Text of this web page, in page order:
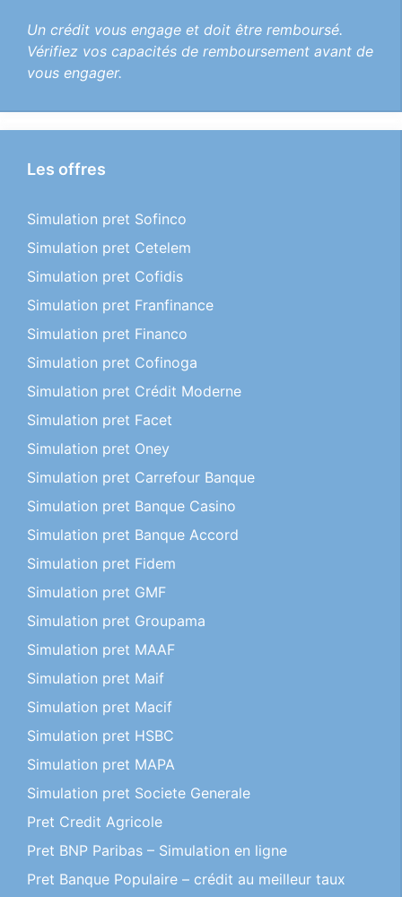
Un crédit vous engage et doit être remboursé.
Vérifiez vos capacités de remboursement avant de
vous engager.
Les offres
Simulation pret Sofinco
Simulation pret Cetelem
Simulation pret Cofidis
Simulation pret Franfinance
Simulation pret Financo
Simulation pret Cofinoga
Simulation pret Crédit Moderne
Simulation pret Facet
Simulation pret Oney
Simulation pret Carrefour Banque
Simulation pret Banque Casino
Simulation pret Banque Accord
Simulation pret Fidem
Simulation pret GMF
Simulation pret Groupama
Simulation pret MAAF
Simulation pret Maif
Simulation pret Macif
Simulation pret HSBC
Simulation pret MAPA
Simulation pret Societe Generale
Pret Credit Agricole
Pret BNP Paribas – Simulation en ligne
Pret Banque Populaire – crédit au meilleur taux